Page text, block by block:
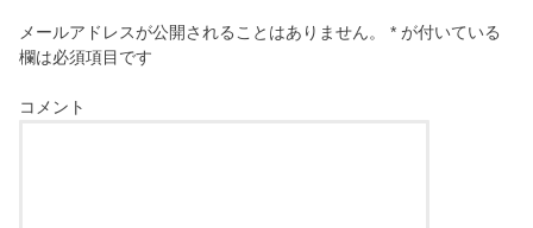
メールアドレスが公開されることはありません。 * が付いている
欄は必須項目です
コメント